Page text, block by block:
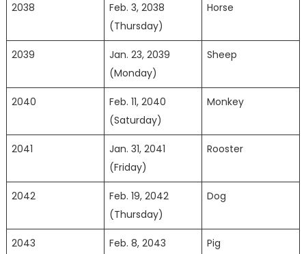
2038
Feb. 3, 2038
(Thursday)
Horse
2039
Jan. 23, 2039
(Monday)
Sheep
2040
Feb. 11, 2040
(Saturday)
Monkey
2041
Jan. 31, 2041
(Friday)
Rooster
2042
Feb. 19, 2042
(Thursday)
Dog
2043
Feb. 8, 2043
Pig